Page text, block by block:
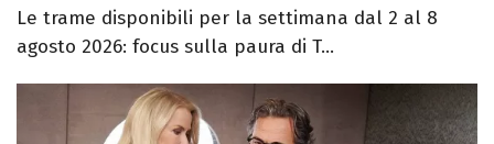
Le trame disponibili per la settimana dal 2 al 8
agosto 2026: focus sulla paura di T...